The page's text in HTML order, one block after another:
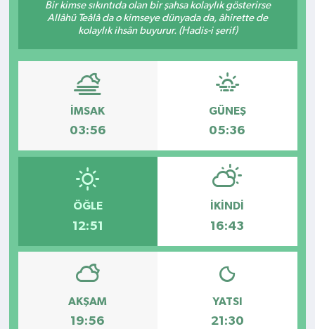
Bir kimse sıkıntıda olan bir şahsa kolaylık gösterirse
Allâhü Teâlâ da o kimseye dünyada da, âhirette de
kolaylık ihsân buyurur. (Hadis-i şerif)
İMSAK
03:56
GÜNEŞ
05:36
ÖĞLE
12:51
İKINDI
16:43
AKŞAM
19:56
YATSI
21:30
Kültür - Sanat
Yaşam